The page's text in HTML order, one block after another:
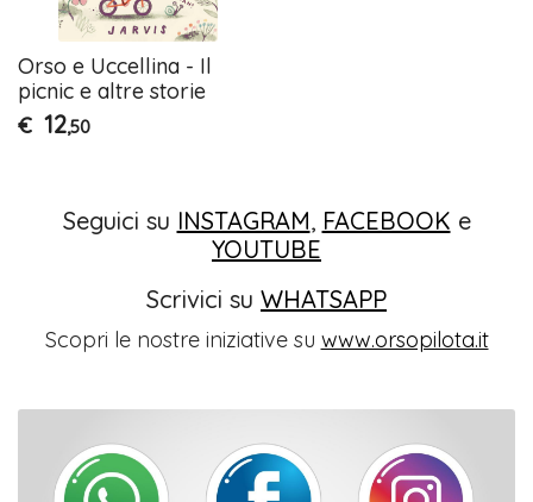
Orso e Uccellina - Il
picnic e altre storie
€ 12,50
Seguici su INSTAGRAM, FACEBOOK e
YOUTUBE
Scrivici su WHATSAPP
Scopri le nostre iniziative su www.orsopilota.it